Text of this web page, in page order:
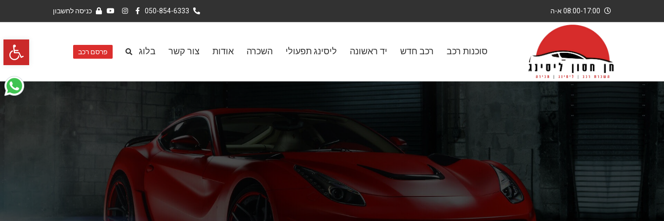
פתח
כניסה לחשבון
סוכנות רכב רכב חדש יד ראשונה ליסינג תפעולי השכרה אודות צור קשר בלוג פרסם רכב